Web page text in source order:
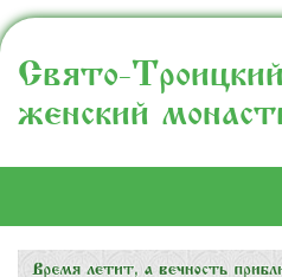
Свято-
женский